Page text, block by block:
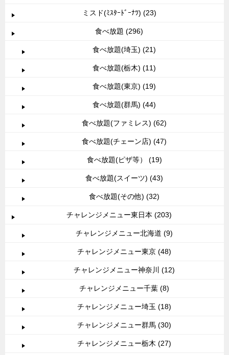
ミスド(ﾐｽﾀｰﾄﾞｰﾅﾂ) (23)
食べ放題 (296)
食べ放題(埼玉) (21)
食べ放題(栃木) (11)
食べ放題(東京) (19)
食べ放題(群馬) (44)
食べ放題(ファミレス) (62)
食べ放題(チェーン店) (47)
食べ放題(ピザ等） (19)
食べ放題(スイーツ) (43)
食べ放題(その他) (32)
チャレンジメニュー東日本 (203)
チャレンジメニュー北海道 (9)
チャレンジメニュー東京 (48)
チャレンジメニュー神奈川 (12)
チャレンジメニュー千葉 (8)
チャレンジメニュー埼玉 (18)
チャレンジメニュー群馬 (30)
チャレンジメニュー栃木 (27)